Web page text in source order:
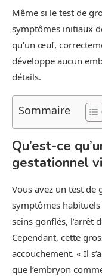
Même si le test de
symptômes initiaux
qu’un œuf,
développe aucun
détails.
Sommaire
Qu’est-ce
gestationnel
Vous avez un test de
symptômes
seins gonflés, l’arrêt
Cependant, cette
accouchement. « Il
que l’embryon